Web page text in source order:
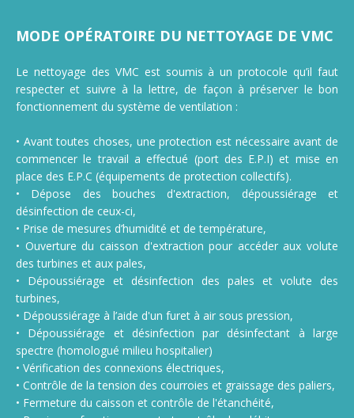
MODE OPÉRATOIRE DU NETTOYAGE DE VMC
Le nettoyage des VMC est soumis à un protocole qu’il faut
respecter et suivre à la lettre, de façon à préserver le bon
fonctionnement du système de ventilation :
• Avant toutes choses, une protection est nécessaire avant de
commencer le travail a effectué (port des E.P.I) et mise en
place des E.P.C (équipements de protection collectifs).
• Dépose des bouches d'extraction, dépoussiérage et
désinfection de ceux-ci,
• Prise de mesures d’humidité et de température,
• Ouverture du caisson d'extraction pour accéder aux volute
des turbines et aux pales,
• Dépoussiérage et désinfection des pales et volute des
turbines,
• Dépoussiérage à l’aide d'un furet à air sous pression,
• Dépoussiérage et désinfection par désinfectant à large
spectre (homologué milieu hospitalier)
• Vérification des connexions électriques,
• Contrôle de la tension des courroies et graissage des paliers,
• Fermeture du caisson et contrôle de l'étanchéité,